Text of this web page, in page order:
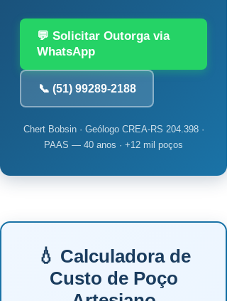
💬 Solicitar Outorga via
WhatsApp
📞 (51) 99289-2188
Chert Bobsin · Geólogo CREA-RS 204.398 ·
PAAS — 40 anos · +12 mil poços
💧 Calculadora de
Custo de Poço